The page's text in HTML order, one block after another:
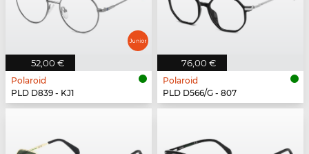
52,00 €
Polaroid
PLD D839 - KJ1
76,00 €
Polaroid
PLD D566/G - 807